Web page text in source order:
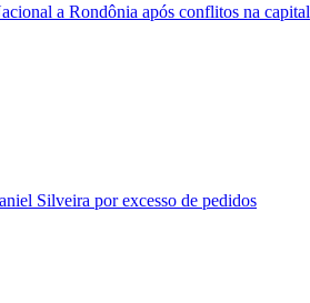
a Rondônia após conflitos na capital
Silveira por excesso de pedidos